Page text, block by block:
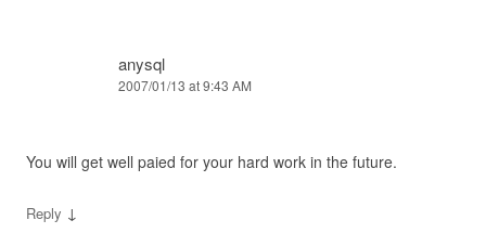
anysql
2007/01/13 at 9:43 AM
You will get well paied for your hard work in the future.
Reply ↓